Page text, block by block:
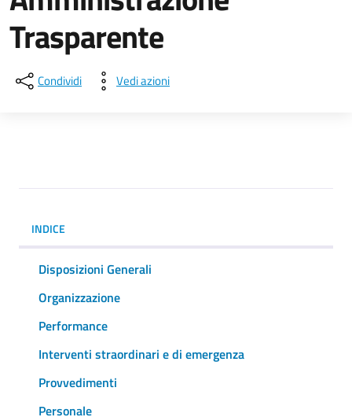
Trasparente
Condividi Vedi azioni
INDICE
Disposizioni Generali
Organizzazione
Performance
Interventi straordinari e di emergenza
Provvedimenti
Personale